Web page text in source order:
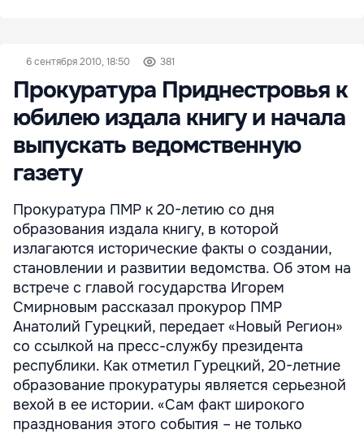
6 сентября 2010, 18:50 381
Прокуратура Приднестровья к
юбилею издала книгу и начала
выпускать ведомственную
газету
Прокуратура ПМР к 20-летию со дня
образования издала книгу, в которой
излагаются исторические факты о создании,
становлении и развитии ведомства. Об этом на
встрече с главой государства Игорем
Смирновым рассказал прокурор ПМР
Анатолий Гурецкий, передает «Новый Регион»
со ссылкой на пресс-службу президента
республики. Как отметил Гурецкий, 20-летние
образование прокуратуры является серьезной
вехой в ее истории. «Сам факт широкого
празднования этого события – не только